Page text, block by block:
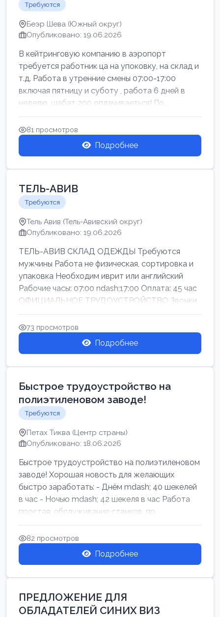
Требуются
Беэр Шева (Южный округ)
Опубликовано: 19.06.2026
В кейтринговую компанию в аэропорт
требуется работник ца на упоковку, на склад и
т.д. Работа в утренние смены 07:00-17:00
включая пятницу и суботу , работа 6 дней в
неделю, шабат 200 оплачиваеться! По...
81 просмотров
Подробнее
ТЕЛЬ-АВИВ
Требуются
Тель Авив (Тель-Авивский округ)
Опубликовано: 19.06.2026
ТЕЛЬ-АВИВ СКЛАД ОДЕЖДЫ Требуются
мужчины Работа не физическая, сортировка и
упаковка Необходим иврит или английский
Рабочие часы: 07:00 ndash;17:00 Оплата: 45 час
ОФИЦИАЛЬНОЕ ТРУДОУСТРОЙСТВО Звонки
73 просмотров
Подробнее
Быстрое трудоустройство на
полиэтиленовом заводе!
Требуются
Петах Тиква (Центр страны)
Опубликовано: 18.06.2026
Быстрое трудоустройство на полиэтиленовом
заводе! Хорошая новость для желающих
быстро заработать: - Днём mdash; 40 шекелей
в час - Ночью mdash; 42 шекеля в час Работа
простая: обслуживание станков, пр...
82 просмотров
Подробнее
ПРЕДЛОЖЕНИЕ ДЛЯ
ОБЛАДАТЕЛЕЙ СИНИХ ВИЗ